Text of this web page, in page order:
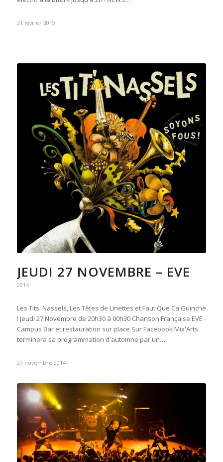
21 février 2015
JEUDI 27 NOVEMBRE – EVE
2014
Les Tits' Nassels, Les Têtes de Linettes et Faut Que Ca Guinche
! Jeudi 27 Novembre de 20h30 à 00h30 Chanson Française EVE -
Campus Bar et restauration sur place Sur Facebook Mix'Arts
terminera sa programmation d'automne par un…
27 novembre 2014